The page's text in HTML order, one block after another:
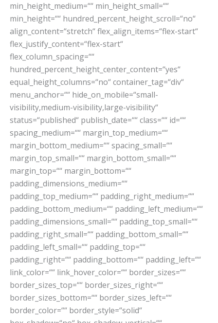
min_height_medium=““ min_height_small=““
min_height=““ hundred_percent_height_scroll=“no“
align_content=“stretch“ flex_align_items=“flex-start“
flex_justify_content=“flex-start“
flex_column_spacing=““
hundred_percent_height_center_content=“yes“
equal_height_columns=“no“ container_tag=“div“
menu_anchor=““ hide_on_mobile=“small-
visibility,medium-visibility,large-visibility“
status=“published“ publish_date=““ class=““ id=““
spacing_medium=““ margin_top_medium=““
margin_bottom_medium=““ spacing_small=““
margin_top_small=““ margin_bottom_small=““
margin_top=““ margin_bottom=““
padding_dimensions_medium=““
padding_top_medium=““ padding_right_medium=““
padding_bottom_medium=““ padding_left_medium=““
padding_dimensions_small=““ padding_top_small=““
padding_right_small=““ padding_bottom_small=““
padding_left_small=““ padding_top=““
padding_right=““ padding_bottom=““ padding_left=““
link_color=““ link_hover_color=““ border_sizes=““
border_sizes_top=““ border_sizes_right=““
border_sizes_bottom=““ border_sizes_left=““
border_color=““ border_style=“solid“
Review